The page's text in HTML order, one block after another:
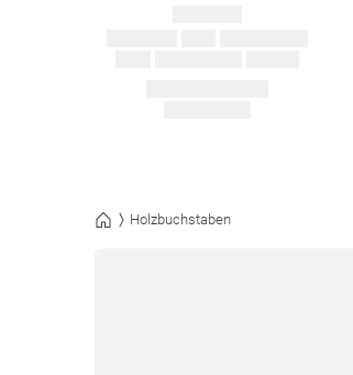
Holzbuchstaben